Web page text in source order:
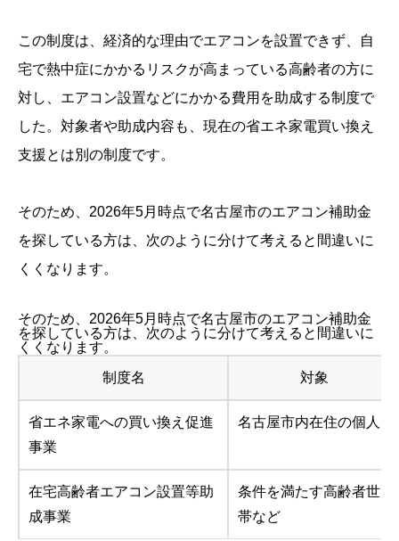
この制度は、経済的な理由でエアコンを設置できず、自
宅で熱中症にかかるリスクが高まっている高齢者の方に
対し、エアコン設置などにかかる費用を助成する制度で
した。対象者や助成内容も、現在の省エネ家電買い換え
支援とは別の制度です。
そのため、2026年5月時点で名古屋市のエアコン補助金
を探している方は、次のように分けて考えると間違いに
くくなります。
そのため、2026年5月時点で名古屋市のエアコン補助金
を探している方は、次のように分けて考えると間違いに
くくなります。
制度名
対象
省エネ家電への買い換え促進
事業
名古屋市内在住の個人
在宅高齢者エアコン設置等助
成事業
条件を満たす高齢者世
帯など